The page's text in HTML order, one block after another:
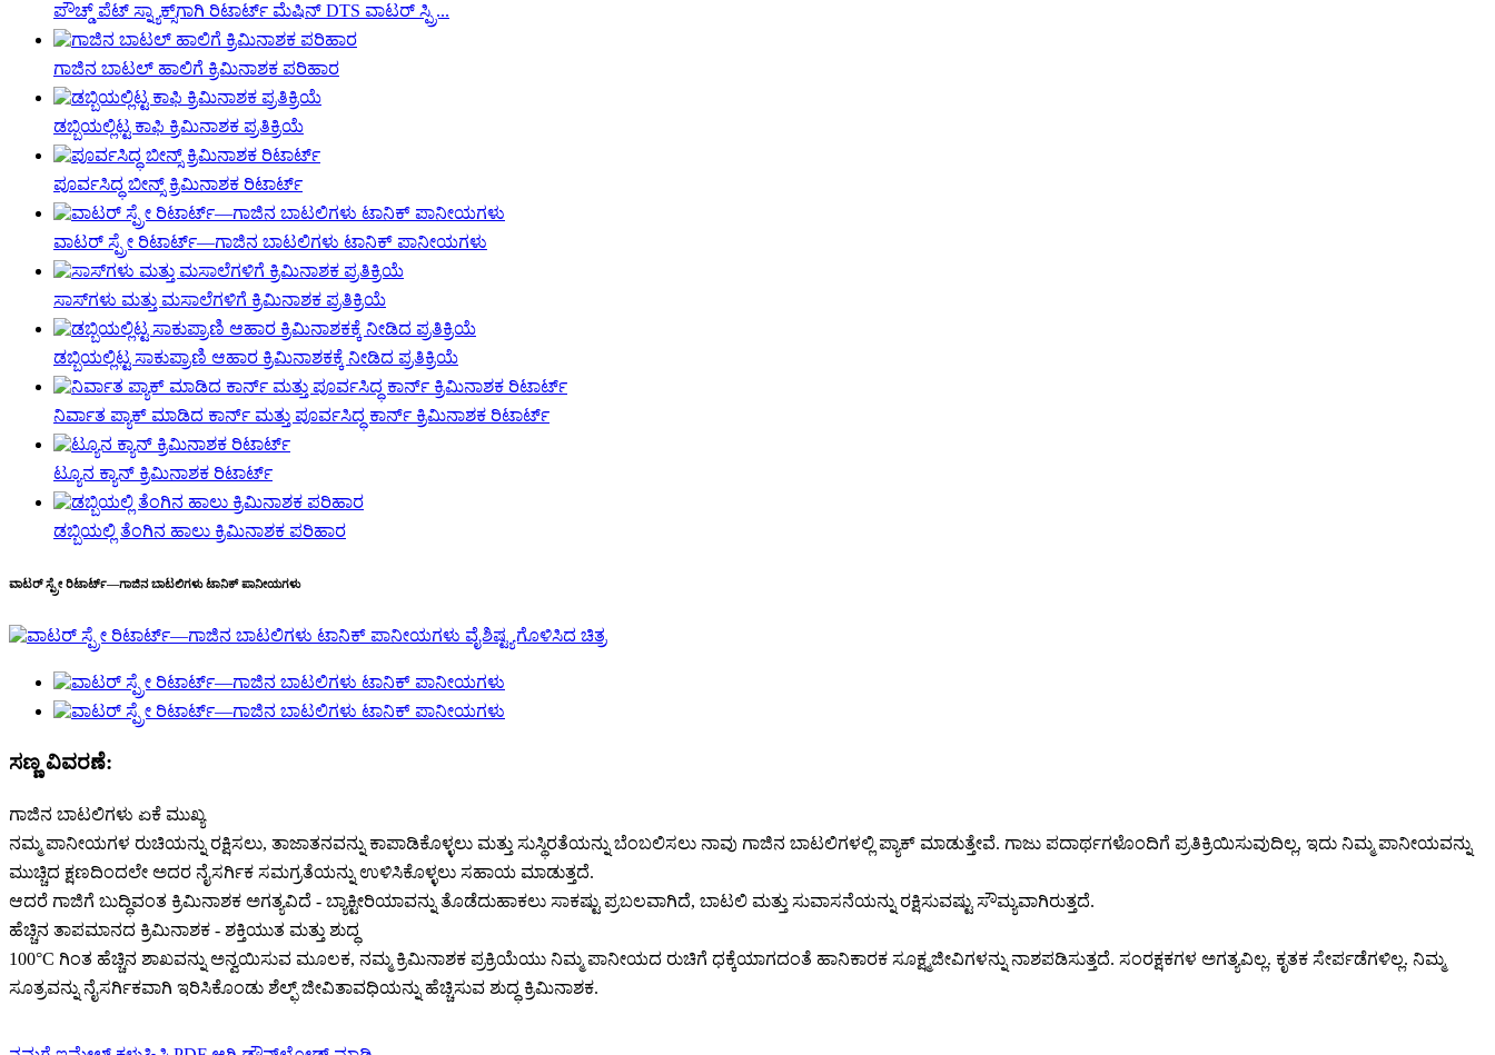
ಪೌಚ್ಡ್ ಪೆಟ್ ಸ್ನ್ಯಾಕ್ಸ್‌ಗಾಗಿ ರಿಟಾರ್ಟ್ ಮೆಷಿನ್ DTS ವಾಟರ್ ಸ್ಪ್ರಿ...
ಗಾಜಿನ ಬಾಟಲ್ ಹಾಲಿಗೆ ಕ್ರಿಮಿನಾಶಕ ಪರಿಹಾರ
ಡಬ್ಬಿಯಲ್ಲಿಟ್ಟ ಕಾಫಿ ಕ್ರಿಮಿನಾಶಕ ಪ್ರತಿಕ್ರಿಯೆ
ಪೂರ್ವಸಿದ್ಧ ಬೀನ್ಸ್ ಕ್ರಿಮಿನಾಶಕ ರಿಟಾರ್ಟ್
ವಾಟರ್ ಸ್ಪ್ರೇ ರಿಟಾರ್ಟ್—ಗಾಜಿನ ಬಾಟಲಿಗಳು ಟಾನಿಕ್ ಪಾನೀಯಗಳು
ಸಾಸ್‌ಗಳು ಮತ್ತು ಮಸಾಲೆಗಳಿಗೆ ಕ್ರಿಮಿನಾಶಕ ಪ್ರತಿಕ್ರಿಯೆ
ಡಬ್ಬಿಯಲ್ಲಿಟ್ಟ ಸಾಕುಪ್ರಾಣಿ ಆಹಾರ ಕ್ರಿಮಿನಾಶಕಕ್ಕೆ ನೀಡಿದ ಪ್ರತಿಕ್ರಿಯೆ
ನಿರ್ವಾತ ಪ್ಯಾಕ್ ಮಾಡಿದ ಕಾರ್ನ್ ಮತ್ತು ಪೂರ್ವಸಿದ್ಧ ಕಾರ್ನ್ ಕ್ರಿಮಿನಾಶಕ ರಿಟಾರ್ಟ್
ಟ್ಯೂನ ಕ್ಯಾನ್ ಕ್ರಿಮಿನಾಶಕ ರಿಟಾರ್ಟ್
ಡಬ್ಬಿಯಲ್ಲಿ ತೆಂಗಿನ ಹಾಲು ಕ್ರಿಮಿನಾಶಕ ಪರಿಹಾರ
ವಾಟರ್ ಸ್ಪ್ರೇ ರಿಟಾರ್ಟ್—ಗಾಜಿನ ಬಾಟಲಿಗಳು ಟಾನಿಕ್ ಪಾನೀಯಗಳು
ಸಣ್ಣ ವಿವರಣೆ:
ಗಾಜಿನ ಬಾಟಲಿಗಳು ಏಕೆ ಮುಖ್ಯ
ನಮ್ಮ ಪಾನೀಯಗಳ ರುಚಿಯನ್ನು ರಕ್ಷಿಸಲು, ತಾಜಾತನವನ್ನು ಕಾಪಾಡಿಕೊಳ್ಳಲು ಮತ್ತು ಸುಸ್ಥಿರತೆಯನ್ನು ಬೆಂಬಲಿಸಲು ನಾವು ಗಾಜಿನ ಬಾಟಲಿಗಳಲ್ಲಿ ಪ್ಯಾಕ್ ಮಾಡುತ್ತೇವೆ. ಗಾಜು ಪದಾರ್ಥಗಳೊಂದಿಗೆ ಪ್ರತಿಕ್ರಿಯಿಸುವುದಿಲ್ಲ, ಇದು ನಿಮ್ಮ ಪಾನೀಯವನ್ನು
ಮುಚ್ಚಿದ ಕ್ಷಣದಿಂದಲೇ ಅದರ ನೈಸರ್ಗಿಕ ಸಮಗ್ರತೆಯನ್ನು ಉಳಿಸಿಕೊಳ್ಳಲು ಸಹಾಯ ಮಾಡುತ್ತದೆ.
ಆದರೆ ಗಾಜಿಗೆ ಬುದ್ಧಿವಂತ ಕ್ರಿಮಿನಾಶಕ ಅಗತ್ಯವಿದೆ - ಬ್ಯಾಕ್ಟೀರಿಯಾವನ್ನು ತೊಡೆದುಹಾಕಲು ಸಾಕಷ್ಟು ಪ್ರಬಲವಾಗಿದೆ, ಬಾಟಲಿ ಮತ್ತು ಸುವಾಸನೆಯನ್ನು ರಕ್ಷಿಸುವಷ್ಟು ಸೌಮ್ಯವಾಗಿರುತ್ತದೆ.
ಹೆಚ್ಚಿನ ತಾಪಮಾನದ ಕ್ರಿಮಿನಾಶಕ - ಶಕ್ತಿಯುತ ಮತ್ತು ಶುದ್ಧ
100°C ಗಿಂತ ಹೆಚ್ಚಿನ ಶಾಖವನ್ನು ಅನ್ವಯಿಸುವ ಮೂಲಕ, ನಮ್ಮ ಕ್ರಿಮಿನಾಶಕ ಪ್ರಕ್ರಿಯೆಯು ನಿಮ್ಮ ಪಾನೀಯದ ರುಚಿಗೆ ಧಕ್ಕೆಯಾಗದಂತೆ ಹಾನಿಕಾರಕ ಸೂಕ್ಷ್ಮಜೀವಿಗಳನ್ನು ನಾಶಪಡಿಸುತ್ತದೆ. ಸಂರಕ್ಷಕಗಳ ಅಗತ್ಯವಿಲ್ಲ. ಕೃತಕ ಸೇರ್ಪಡೆಗಳಿಲ್ಲ. ನಿಮ್ಮ
ಸೂತ್ರವನ್ನು ನೈಸರ್ಗಿಕವಾಗಿ ಇರಿಸಿಕೊಂಡು ಶೆಲ್ಫ್ ಜೀವಿತಾವಧಿಯನ್ನು ಹೆಚ್ಚಿಸುವ ಶುದ್ಧ ಕ್ರಿಮಿನಾಶಕ.